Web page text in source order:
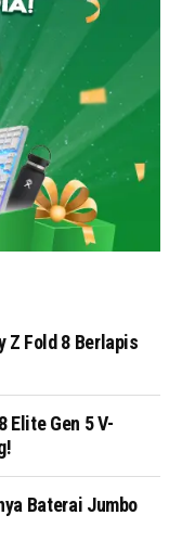
Z Fold 8 Berlapis
Elite Gen 5 V-
Baterai Jumbo